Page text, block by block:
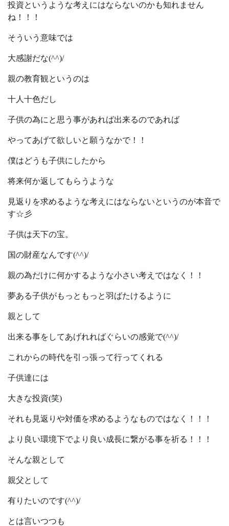
投資というような考えにはならないのかも知れません
ね！！！
そういう意味では
大感謝だな(^^)/
親の教育観というのは
十人十色だし
子供の為にと思う事があれば出来るのであれば
やってあげて欲しいと願うなかで！！
僕はどうも子供にしたから
将来何か返してもらうような
見返りを求めるような考えにはならないというのが本音で
す☆彡
子供は天下の宝。
国の財産なんです(^^)/
親の為だけに何かするような小さい考えではなく！！
夢ある子供がもっともっと羽ばたけるように
親として
出来る事をしてあげれればぐらいの感覚で(^^)/
これからの時代を引っ張って行ってくれる
子供達には
大きな投資(笑)
それも見返りや対価を求めるようなものではなく！！！
より良い環境下でより良い成長に繋がる事を祈る！！！
そんな親として
親父として
有りたいのです(^^)/
とは言いつつも